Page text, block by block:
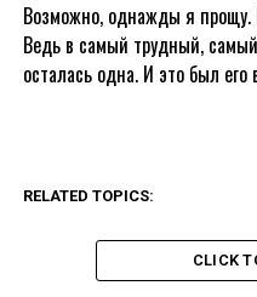
Возможно, однажды я
Ведь в самый трудный,
осталась одна. И это был его
RELATED TOPICS:
CLICK